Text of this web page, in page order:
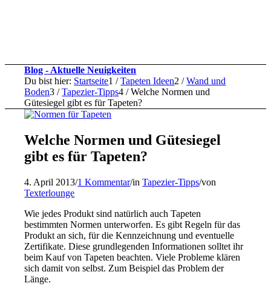
Blog - Aktuelle Neuigkeiten
Du bist hier: Startseite1 / Tapeten Ideen2 / Wand und
Boden3 / Tapezier-Tipps4 / Welche Normen und
Gütesiegel gibt es für Tapeten?
Welche Normen und Gütesiegel
gibt es für Tapeten?
4. April 2013/1 Kommentar/inTapezier-Tipps/von
Texterlounge
Wie jedes Produkt sind natürlich auch Tapeten
bestimmten Normen unterworfen. Es gibt Regeln für das
Produkt an sich, für die Kennzeichnung und eventuelle
Zertifikate. Diese grundlegenden Informationen solltet ihr
beim Kauf von Tapeten beachten. Viele Probleme klären
sich damit von selbst. Zum Beispiel das Problem der
Länge.